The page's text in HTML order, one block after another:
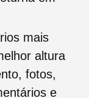
mais
altura
fotos,
e